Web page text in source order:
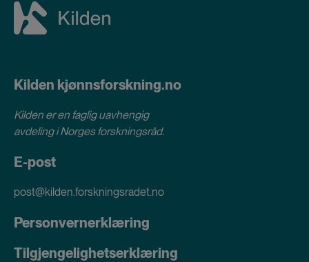
Kilden kjønnsforskning.no
Kilden er en faglig uavhengig
avdeling iNorges forskningsråd.
E-post
post@kilden.forskningsradet.no
Personvernerklæring
Tilgjengelighetserklæring